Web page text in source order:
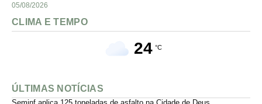
05/08/2026
CLIMA E TEMPO
24 °C
ÚLTIMAS NOTÍCIAS